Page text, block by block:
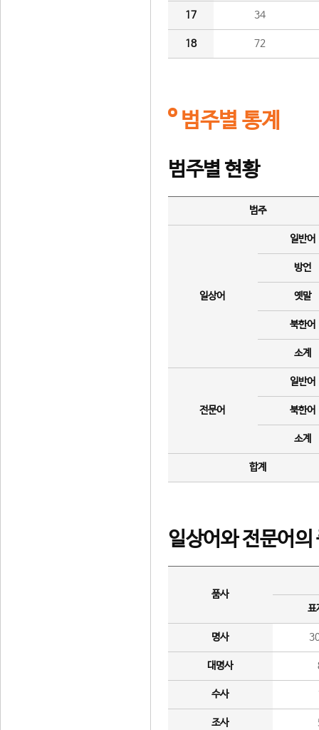
17 34
18 72
범주별 통계
범주별 현황
범주
일상어
일반어
방언
옛말
북한어
소계
전문어
일반어
북한어
소계
합계
일상어와 전문어의
품사
표
명사
대명사
수사
조사